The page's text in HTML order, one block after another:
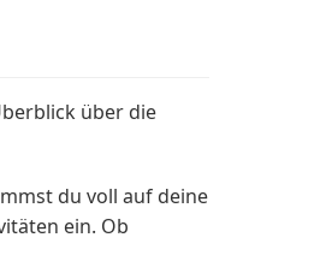
über die
du voll auf deine
ein. Ob